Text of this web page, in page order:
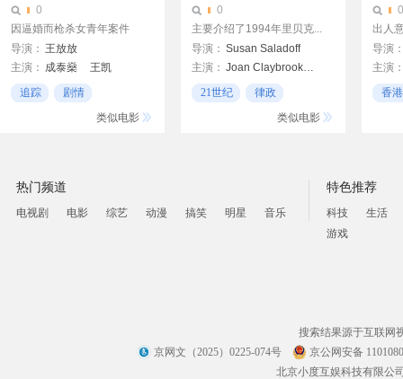
0
因逼婚而枪杀女青年案件
导演： 王放放
主演： 成泰燊
王凯
毛孩
黄海冰
杨佳音
追踪
剧情
类似电影
0
主要介绍了1994年里贝克...
导演： Susan Saladoff
主演：
Joan Claybrook Oliver Diaz Joanne Doroshow
21世纪
律政
类似电影
0
出人
导演
主演
金超香港
热门频道
电视剧 电影 综艺 动漫 搞笑 明星 音乐
特色推荐
科技
生活
游戏
搜索结果源于互联网
京网文（2025）0225-074号
京公网安备
北京小度互娱科技有限公